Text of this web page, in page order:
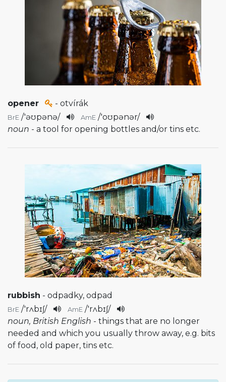
opener - otvírák
BrE /'əʊpənə/ AmE /'oʊpənər/
noun - a tool for opening bottles and/or tins etc.
rubbish - odpadky, odpad
BrE /'rʌbɪʃ/ AmE /'rʌbɪʃ/
noun, British English - things that are no longer
needed and which you usually throw away, e.g. bits
of food, old paper, tins etc.